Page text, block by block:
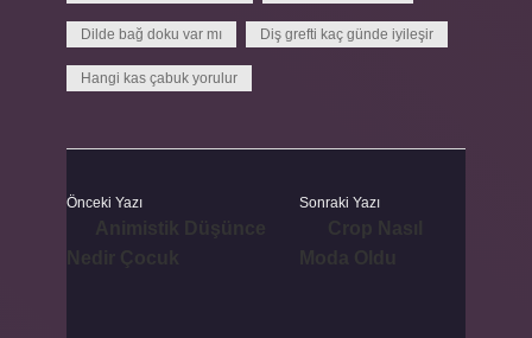
Dilde bağ doku var mı Diş grefti kaç günde iyileşir
Hangi kas çabuk yorulur
Önceki Yazı Sonraki Yazı